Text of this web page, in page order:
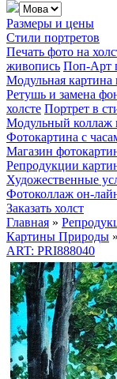
Размеры и цены
Стили портретов
Печать фото на
живопись Поп-Арт
Модульная картина
Ретушь и замена
холсте Портрет в
Модульный коллаж
Фотокартина с
Магазин
Репродукции
Художественные
Фотоколлаж он-
Заказать холст
Главная »
Картины Природы »
ART: PRI888040